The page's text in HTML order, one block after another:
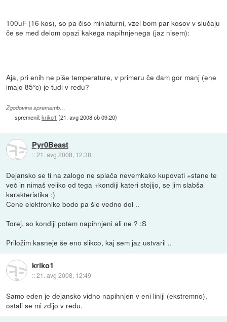
100uF (16 kos), so pa čiso miniaturni, vzel bom par kosov v slučaju
če se med delom opazi kakega napihnjenega (jaz nisem):
Aja, pri enih ne piše temperature, v primeru če dam gor manj (ene
imajo 85°c) je tudi v redu?
Zgodovina sprememb…
spremenil:kriko1 (21. avg 2008 ob 09:20)
Pyr0Beast
::21. avg 2008, 12:38
Dejansko se ti na zalogo ne splača nevemkako kupovati +stane te
več in nimaš veliko od tega +kondiji kateri stojijo, se jim slabša
karakteristika :)
Cene elektronike bodo pa šle vedno dol ..
Torej, so kondiji potem napihnjeni ali ne ? :S
Priložim kasneje še eno slikco, kaj sem jaz ustvaril ..
kriko1
::21. avg 2008, 12:49
Samo eden je dejansko vidno napihnjen v eni liniji (ekstremno),
ostali se mi zdijo v redu.